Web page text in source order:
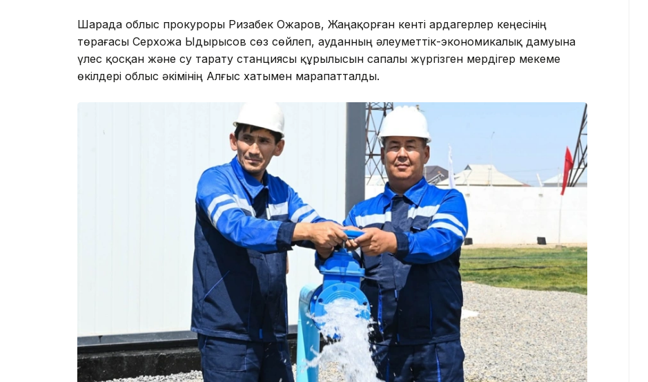
Шарада облыс прокуроры Ризабек Ожаров, Жаңақорған кенті ардагерлер кеңесінің
төрағасы Серхожа Ыдырысов сөз сөйлеп, ауданның әлеуметтік-экономикалық дамуына
үлес қосқан және су тарату станциясы құрылысын сапалы жүргізген мердігер мекеме
өкілдері облыс әкімінің Алғыс хатымен марапатталды.